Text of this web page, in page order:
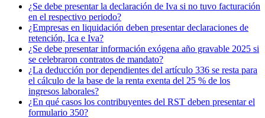
¿Se debe presentar la declaración de Iva si no tuvo facturación
en el respectivo periodo?
¿Empresas en liquidación deben presentar declaraciones de
retención, Ica e Iva?
¿Se debe presentar información exógena año gravable 2025 si
se celebraron contratos de mandato?
¿La deducción por dependientes del artículo 336 se resta para
el cálculo de la base de la renta exenta del 25 % de los
ingresos laborales?
¿En qué casos los contribuyentes del RST deben presentar el
formulario 350?